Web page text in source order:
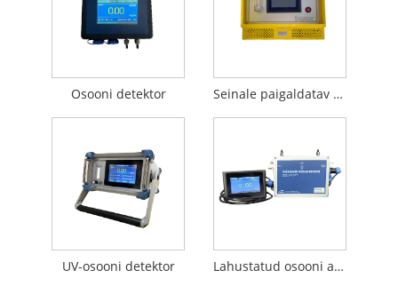
Osooni detektor Seinale paigaldatav osoonianalüsaator
UV-osooni detektor Lahustatud osooni andur